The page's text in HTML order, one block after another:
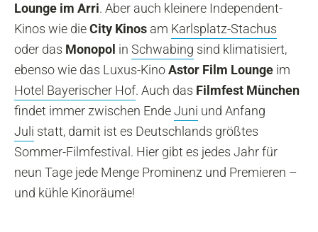
Lounge im Arri. Aber auch kleinere Independent-
Kinos wie dieCity Kinos am Karlsplatz-Stachus
oder das Monopol in Schwabing sind klimatisiert,
ebenso wie das Luxus-KinoAstor Film Lounge im
Hotel Bayerischer Hof. Auch das Filmfest München
findet immer zwischen EndeJuni und Anfang
Juli statt, damit ist es Deutschlands größtes
Sommer-Filmfestival. Hier gibt es jedes Jahr für
neun Tage jede Menge Prominenz und Premieren –
und kühle Kinoräume!